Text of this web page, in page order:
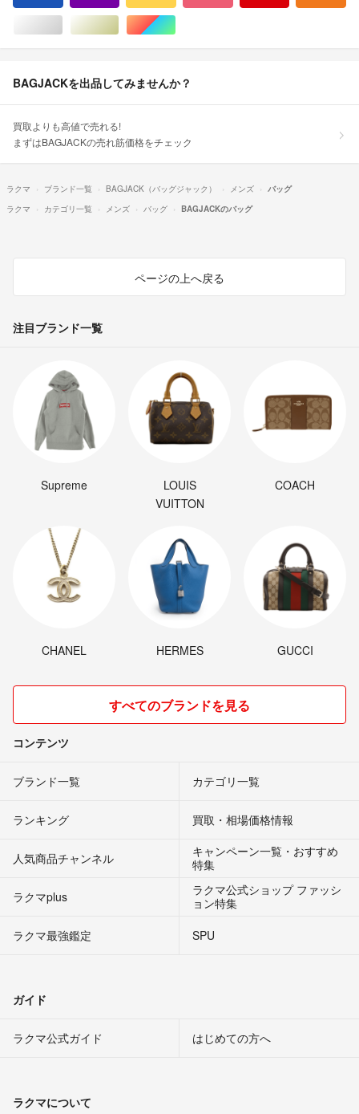
シルバー/銀色系ゴールド/金色系マルチカラー
BAGJACKを出品してみませんか？
買取よりも高値で売れる!
まずはBAGJACKの売れ筋価格をチェック
ラクマ ブランド一覧 BAGJACK（バッグジャック） メンズ
バッグ
ラクマ
カテゴリ一覧 メンズ バッグ BAGJACKのバッグ
ページの上へ戻る
注目ブランド一覧
Supreme
LOUIS
VUITTON
COACH
CHANEL HERMES GUCCI
すべてのブランドを見る
コンテンツ
ブランド一覧 カテゴリ一覧
ランキング 買取・相場価格情報
人気商品チャンネル
キャンペーン一覧・おすすめ
特集
ラクマplus
ラクマ公式ショップ ファッシ
ョン特集
ラクマ最強鑑定
SPU
ガイド
ラクマ公式ガイド はじめての方へ
ラクマについて